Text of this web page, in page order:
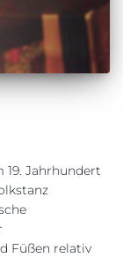
19. Jahrhundert
Füßen relativ